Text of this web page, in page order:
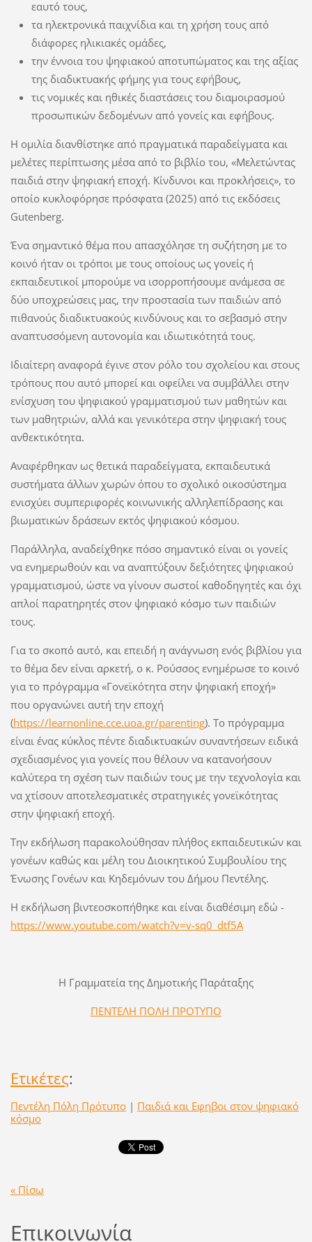
εαυτό τους,
τα ηλεκτρονικά παιχνίδια και τη χρήση τους από
διάφορες ηλικιακές ομάδες,
την έννοια του ψηφιακού αποτυπώματος και της αξίας
της διαδικτυακής φήμης για τους εφήβους,
τις νομικές και ηθικές διαστάσεις του διαμοιρασμού
προσωπικών δεδομένων από γονείς και εφήβους.
Η ομιλία διανθίστηκε από πραγματικά παραδείγματα και
μελέτες περίπτωσης μέσα από το βιβλίο του, «Μελετώντας
παιδιά στην ψηφιακή εποχή. Κίνδυνοι και προκλήσεις», το
οποίο κυκλοφόρησε πρόσφατα (2025) από τις εκδόσεις
Gutenberg.
Ένα σημαντικό θέμα που απασχόλησε τη συζήτηση με το
κοινό ήταν οι τρόποι με τους οποίους ως γονείς ή
εκπαιδευτικοί μπορούμε να ισορροπήσουμε ανάμεσα σε
δύο υποχρεώσεις μας, την προστασία των παιδιών από
πιθανούς διαδικτυακούς κινδύνους και το σεβασμό στην
αναπτυσσόμενη αυτονομία και ιδιωτικότητά τους.
Ιδιαίτερη αναφορά έγινε στον ρόλο του σχολείου και στους
τρόπους που αυτό μπορεί και οφείλει να συμβάλλει στην
ενίσχυση του ψηφιακού γραμματισμού των μαθητών και
των μαθητριών, αλλά και γενικότερα στην ψηφιακή τους
ανθεκτικότητα.
Αναφέρθηκαν ως θετικά παραδείγματα, εκπαιδευτικά
συστήματα άλλων χωρών όπου το σχολικό οικοσύστημα
ενισχύει συμπεριφορές κοινωνικής αλληλεπίδρασης και
βιωματικών δράσεων εκτός ψηφιακού κόσμου.
Παράλληλα, αναδείχθηκε πόσο σημαντικό είναι οι γονείς
να ενημερωθούν και να αναπτύξουν δεξιότητες ψηφιακού
γραμματισμού, ώστε να γίνουν σωστοί καθοδηγητές και όχι
απλοί παρατηρητές στον ψηφιακό κόσμο των παιδιών
τους.
Για το σκοπό αυτό, και επειδή η ανάγνωση ενός βιβλίου για
το θέμα δεν είναι αρκετή, ο κ. Ρούσσος ενημέρωσε το κοινό
για το πρόγραμμα «Γονεϊκότητα στην ψηφιακή εποχή»
που οργανώνει αυτή την εποχή
(https://learnonline.cce.uoa.gr/parenting). Το πρόγραμμα
είναι ένας κύκλος πέντε διαδικτυακών συναντήσεων ειδικά
σχεδιασμένος για γονείς που θέλουν να κατανοήσουν
καλύτερα τη σχέση των παιδιών τους με την τεχνολογία και
να χτίσουν αποτελεσματικές στρατηγικές γονεϊκότητας
στην ψηφιακή εποχή.
Την εκδήλωση παρακολούθησαν πλήθος εκπαιδευτικών και
γονέων καθώς και μέλη του Διοικητικού Συμβουλίου της
Ένωσης Γονέων και Κηδεμόνων του Δήμου Πεντέλης.
Η εκδήλωση βιντεοσκοπήθηκε και είναι διαθέσιμη εδώ -
https://www.youtube.com/watch?v=v-sq0_dtf5A
Η Γραμματεία της Δημοτικής Παράταξης
ΠΕΝΤΕΛΗ ΠΟΛΗ ΠΡΟΤΥΠΟ
Ετικέτες:
Πεντέλη Πόλη Πρότυπο | Παιδιά και Εφηβοι στον ψηφιακό
κόσμο
« Πίσω
Επικοινωνία